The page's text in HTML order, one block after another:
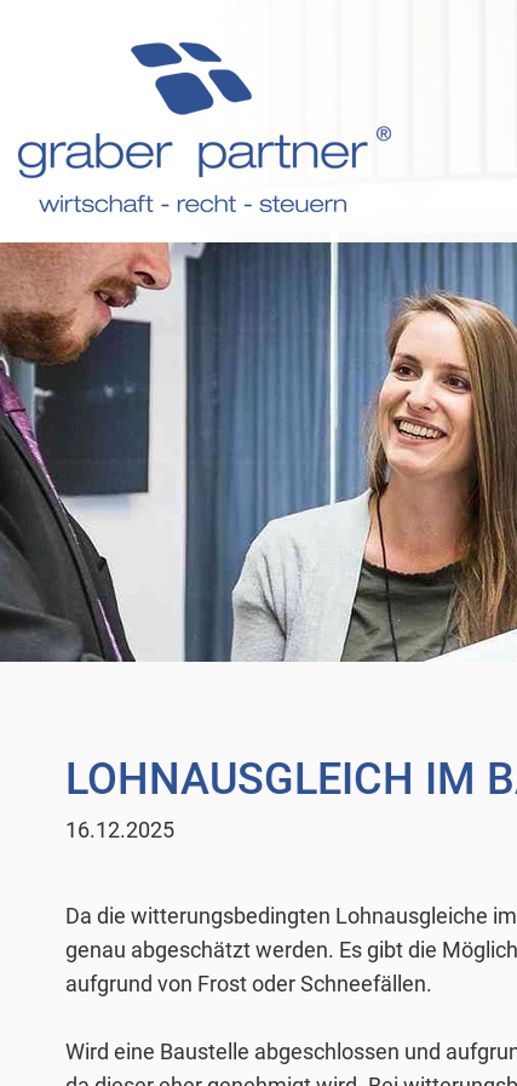
LOHNAUSGLEICH IM
16.12.2025
Da die witterungsbedingten Lohnausgleiche
genau abgeschätzt werden. Es gibt die
aufgrund von Frost oder Schneefällen.
Wird eine Baustelle abgeschlossen und